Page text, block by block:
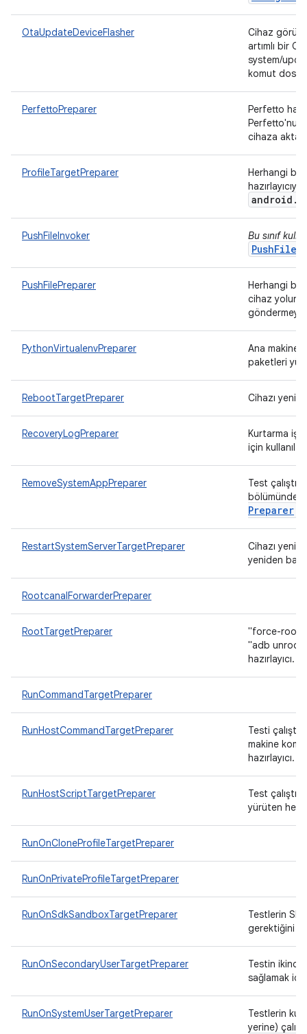
OtaUpdateDeviceFlasher
Cihaz
artımlı bir
system/
komut
PerfettoPreparer
Perfetto
Perfetto'nun
cihaza
ProfileTargetPreparer
Herhangi bir
android .
PushFileInvoker Bu sınıf
PushFilePreparer
Herhangi bir
cihaz yoluna
göndermeye
PythonVirtualenvPreparer
Ana
paketleri
RebootTargetPreparer Cihazı
RecoveryLogPreparer
Kurtarma
için
RemoveSystemAppPreparer
Test
bölümünden
Preparer
RestartSystemServerTargetPreparer
Cihazı
yeniden
RootcanalForwarderPreparer
RootTargetPreparer
"force-root"
"adb
hazırlayıcı.
RunCommandTargetPreparer
RunHostCommandTargetPreparer
Testi
makine
hazırlayıcı.
RunHostScriptTargetPreparer
Test
yürüten
RunOnCloneProfileTargetPreparer
RunOnPrivateProfileTargetPreparer
RunOnSdkSandboxTargetPreparer
Testlerin SDK
gerektiğini
RunOnSecondaryUserTargetPreparer
Testin ikincil
sağlamak
RunOnSystemUserTargetPreparer
Testlerin
yerine)